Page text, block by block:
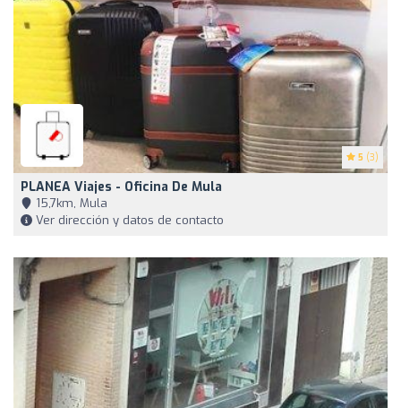
5 (3)
PLANEA Viajes - Oficina De Mula
15,7km, Mula
Ver dirección y datos de contacto